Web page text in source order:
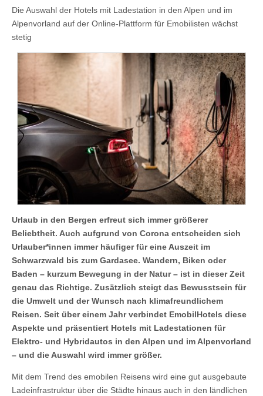
Die Auswahl der Hotels mit Ladestation in den Alpen und im
Alpenvorland auf der Online-Plattform für Emobilisten wächst
stetig
Urlaub in den Bergen erfreut sich immer größerer
Beliebtheit. Auch aufgrund von Corona entscheiden sich
Urlauber*innen immer häufiger für eine Auszeit im
Schwarzwald bis zum Gardasee. Wandern, Biken oder
Baden – kurzum Bewegung in der Natur – ist in dieser Zeit
genau das Richtige. Zusätzlich steigt das Bewusstsein für
die Umwelt und der Wunsch nach klimafreundlichem
Reisen. Seit über einem Jahr verbindet EmobilHotels diese
Aspekte und präsentiert Hotels mit Ladestationen für
Elektro- und Hybridautos in den Alpen und im Alpenvorland
– und die Auswahl wird immer größer.
Mit dem Trend des emobilen Reisens wird eine gut ausgebaute
Ladeinfrastruktur über die Städte hinaus auch in den ländlichen